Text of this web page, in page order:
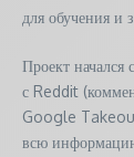
для обучения и
Проект начался
с Reddit
Google
всю